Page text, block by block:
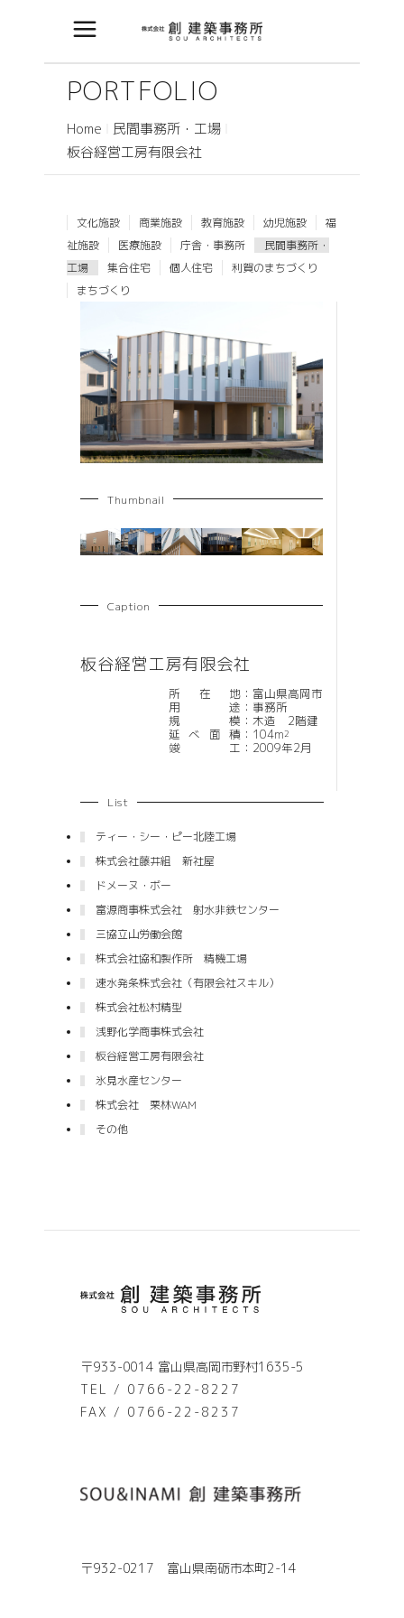
PORTFOLIO
Home
民間事務所・工場
板谷経営工房有限会社
文化施設 商業施設 教育施設 幼児施設
福
祉施設
医療施設 庁舎・事務所
民間事務所・
工場
集合住宅 個人住宅
利賀のまちづくり
まちづくり
Thumbnail
Caption
板谷経営工房有限会社
所在地 ： 富山県高岡市
用途 ： 事務所
規模 ： 木造 2階建
延べ面積 ： 104m2
竣工 ： 2009年2月
List
ティー・シー・ピー北陸工場
株式会社藤井組 新社屋
ドメーヌ・ボー
富源商事株式会社 射水非鉄センター
三協立山労働会館
株式会社協和製作所 精機工場
速水発条株式会社（有限会社スキル）
株式会社松村精型
浅野化学商事株式会社
板谷経営工房有限会社
氷見水産センター
株式会社 栗林WAM
その他
〒933-0014 富山県高岡市野村1635-5
TEL / 0766-22-8227
FAX / 0766-22-8237
〒932-0217 富山県南砺市本町2-14